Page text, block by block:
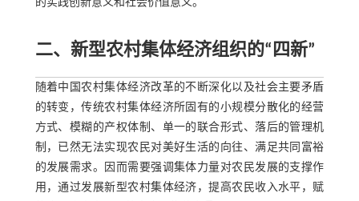
的实践创新意义和社会价值意义。
二、新型农村集体经济组织的“四新”
随着中国农村集体经济改革的不断深化以及社会主要矛盾
的转变，传统农村集体经济所固有的小规模分散化的经营
方式、模糊的产权体制、单一的联合形式、落后的管理机
制，已然无法实现农民对美好生活的向往、满足共同富裕
的发展需求。因而需要强调集体力量对农民发展的支撑作
用，通过发展新型农村集体经济，提高农民收入水平，赋